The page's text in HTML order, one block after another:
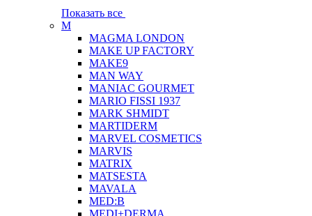
Показать все
M
MAGMA LONDON
MAKE UP FACTORY
MAKE9
MAN WAY
MANIAC GOURMET
MARIO FISSI 1937
MARK SHMIDT
MARTIDERM
MARVEL COSMETICS
MARVIS
MATRIX
MATSESTA
MAVALA
MED:B
MEDI+DERMA